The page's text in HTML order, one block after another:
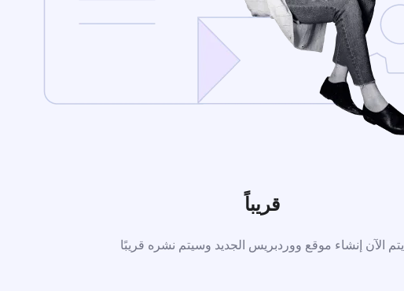
قريباً
يتم الآن إنشاء موقع ووردبريس الجديد وسيتم نشره قريبًا